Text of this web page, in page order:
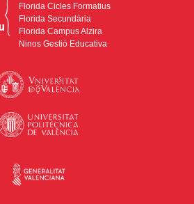
Florida Cicles Formatius
Florida Secundària
Florida Campus Alzira
Ninos Gestió Educativa